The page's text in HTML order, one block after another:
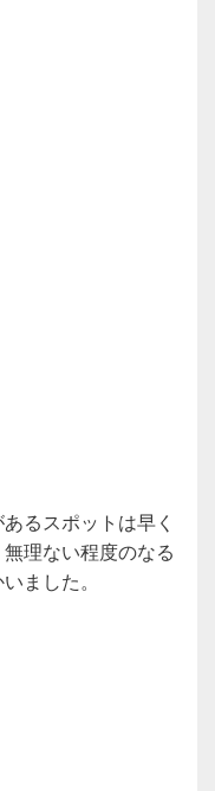
るスポットは早く
理ない程度のなる
ました。